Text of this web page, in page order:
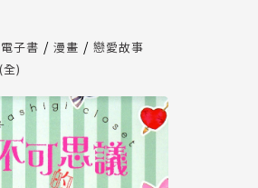
墨數位閱讀資產合併與書櫃開通申請
電子書 漫畫
戀愛故事
)